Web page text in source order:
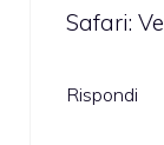
Safari:
Rispondi